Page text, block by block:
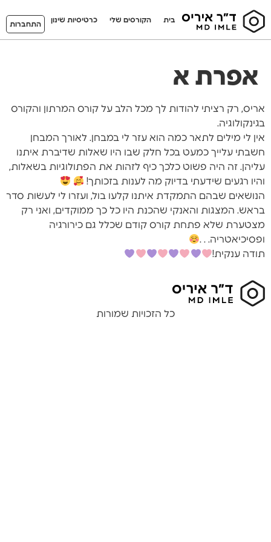
בית הקורסים שלי כרטיסיות שינון
התחברות
אפרת א
אריס, רק רציתי להודות לך מכל הלב על קורס המרתון והקורס
בגינקולוגיה.
אין לי מילים לתאר כמה הוא עזר לי במבחן. לאורך המבחן
חשבתי עלייך כמעט בכל חלק שבו היו שאלות שדיברת איתנו
עליהן. זה היה פשוט כלכך כיף לזהות את הפתולוגיות בשאלות,
והיו רגעים שידעתי בדיוק מה לענות בזכותך!
הנושאים שבהם התמקדת איתנו קלעו בול, ועזרו לי לעשות סדר
בראש. המצגות והאנקי שהכנת היו כל כך ממוקדים, ואני רק
מצטערת שלא פתחת קורס קודם שכלל גם כירורגיה
ופסיכיאטריה. . .
תודה ענקית!
כל הזכויות שמורות